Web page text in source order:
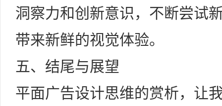
洞察力和创新意识，不断尝试
带来新鲜的视觉体验。
五、结尾与展望
平面广告设计思维的赏析，让